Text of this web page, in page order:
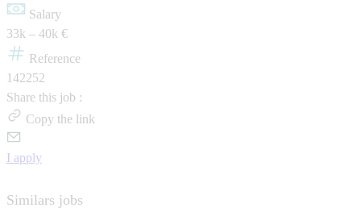
Salary
33k – 40k €
Reference
142252
Share this job :
Copy the link
I apply
Similars jobs